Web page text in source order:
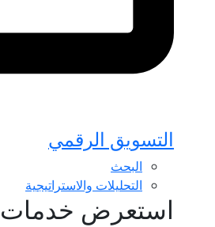
التسويق الرقمي
البحث
التحليلات والاستراتيجية
استعرض خدمات